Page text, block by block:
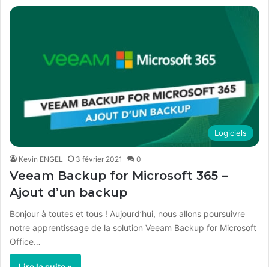
Logiciels
Kevin ENGEL 3 février 2021 0
Veeam Backup for Microsoft 365 –
Ajout d’un backup
Bonjour à toutes et tous ! Aujourd’hui, nous allons poursuivre
notre apprentissage de la solution Veeam Backup for Microsoft
Office…